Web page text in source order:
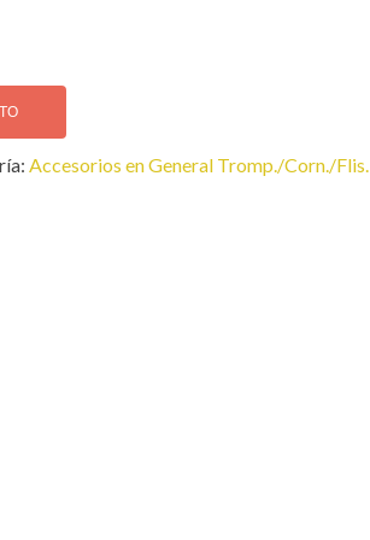
Accesorios en General Tromp./Corn./Flis.